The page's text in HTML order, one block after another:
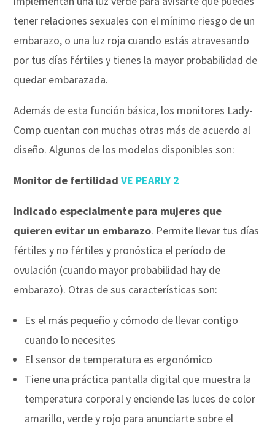
tener relaciones sexuales con el mínimo riesgo de un
embarazo, o una luz roja cuando estás atravesando
por tus días fértiles y tienes la mayor probabilidad de
quedar embarazada.
Además de esta función básica, los monitores Lady-
Comp cuentan con muchas otras más de acuerdo al
diseño. Algunos de los modelos disponibles son:
Monitor de fertilidadVE PEARLY 2
Indicado especialmente para mujeres que
quieren evitar un embarazo. Permite llevar tus días
fértiles y no fértiles y pronóstica el período de
ovulación (cuando mayor probabilidad hay de
embarazo). Otras de sus características son:
Es el más pequeño y cómodo de llevar contigo
cuando lo necesites
El sensor de temperatura es ergonómico
Tiene una práctica pantalla digital que muestra la
temperatura corporal y enciende las luces de color
amarillo, verde y rojo para anunciarte sobre el